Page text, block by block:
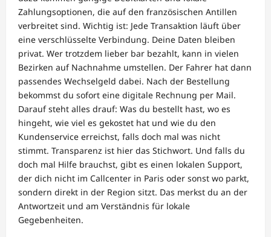
Zahlungsoptionen, die auf den französischen Antillen
verbreitet sind. Wichtig ist: Jede Transaktion läuft über
eine verschlüsselte Verbindung. Deine Daten bleiben
privat. Wer trotzdem lieber bar bezahlt, kann in vielen
Bezirken auf Nachnahme umstellen. Der Fahrer hat dann
passendes Wechselgeld dabei. Nach der Bestellung
bekommst du sofort eine digitale Rechnung per Mail.
Darauf steht alles drauf: Was du bestellt hast, wo es
hingeht, wie viel es gekostet hat und wie du den
Kundenservice erreichst, falls doch mal was nicht
stimmt. Transparenz ist hier das Stichwort. Und falls du
doch mal Hilfe brauchst, gibt es einen lokalen Support,
der dich nicht im Callcenter in Paris oder sonst wo parkt,
sondern direkt in der Region sitzt. Das merkst du an der
Antwortzeit und am Verständnis für lokale
Gegebenheiten.